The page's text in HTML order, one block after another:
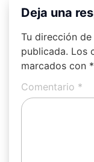
Deja una
Tu dirección
publicada. Los
marcados con *
Comentario *